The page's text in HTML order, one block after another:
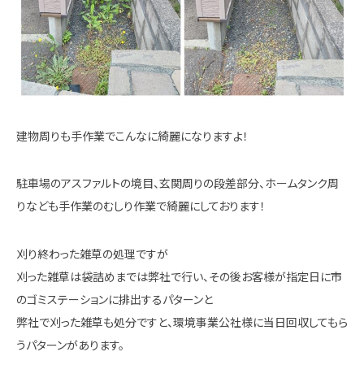
建物周りも手作業でこんなに綺麗になりますよ！
駐車場のアスファルトの境目、玄関周りの段差部分、ホームタンク周
りなども手作業のむしり作業で綺麗にしております！
刈り終わった雑草の処理ですが
刈った雑草は袋詰めまでは弊社で行い、その後お客様が指定日に市
のゴミステーションに排出するパターンと
弊社で刈った雑草も処分ですと、環境事業公社様に当日回収してもら
うパターンがあります。